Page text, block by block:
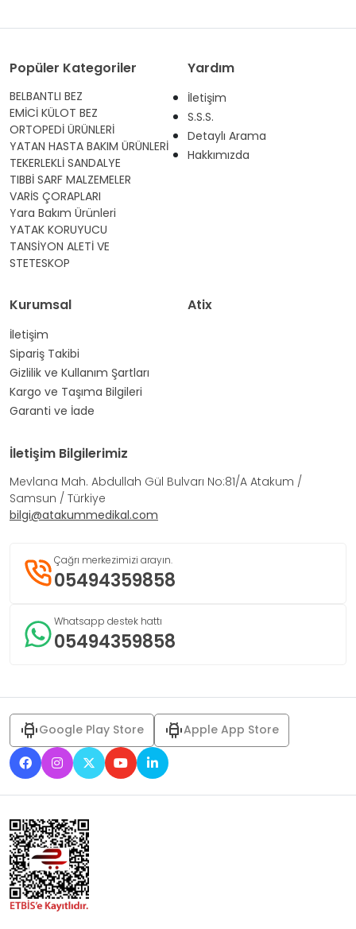
Popüler Kategoriler
BELBANTLI BEZ
EMİCİ KÜLOT BEZ
ORTOPEDİ ÜRÜNLERİ
YATAN HASTA BAKIM ÜRÜNLERİ
TEKERLEKLİ SANDALYE
TIBBİ SARF MALZEMELER
VARİS ÇORAPLARI
Yara Bakım Ürünleri
YATAK KORUYUCU
TANSİYON ALETİ VE
STETESKOP
Yardım
İletişim
S.S.S.
Detaylı Arama
Hakkımızda
Kurumsal
İletişim
Sipariş Takibi
Gizlilik ve Kullanım Şartları
Kargo ve Taşıma Bilgileri
Garanti ve İade
Atix
İletişim Bilgilerimiz
Mevlana Mah. Abdullah Gül Bulvarı No:81/A Atakum /
Samsun / Türkiye
bilgi@atakummedikal.com
Çağrı merkezimizi arayın.
05494359858
Whatsapp destek hattı
05494359858
Google Play Store Apple App Store